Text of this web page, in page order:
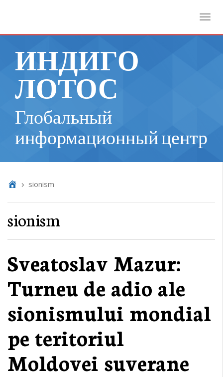
ИНДИГО
ЛОТОС
Глобальный
информационный центр
sionism
sionism
Sveatoslav Mazur:
Turneu de adio ale
sionismului mondial
pe teritoriul
Moldovei suverane